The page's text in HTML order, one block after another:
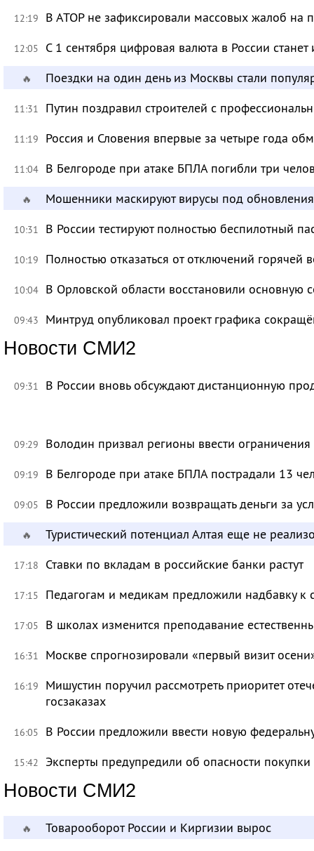
12:19 В АТОР не зафиксировали массовых жалоб на
12:05 С 1 сентября цифровая валюта в России
🔥 Поездки на один день из Москвы стали
11:31 Путин поздравил строителей с
11:19 Россия и Словения впервые за четыре года
11:04 В Белгороде при атаке БПЛА погибли три
🔥 Мошенники маскируют вирусы под
10:31 В России тестируют полностью беспилотный
10:19 Полностью отказаться от отключений горячей
10:04 В Орловской области восстановили основную
09:43 Минтруд опубликовал проект графика
Новости СМИ2
09:31 В России вновь обсуждают дистанционную
09:29 Володин призвал регионы ввести
09:19 В Белгороде при атаке БПЛА пострадали 13
09:05 В России предложили возвращать деньги за
🔥 Туристический потенциал Алтая еще не
17:18 Ставки по вкладам в российские банки растут
17:15 Педагогам и медикам предложили надбавку к
17:05 В школах изменится преподавание
16:31 Москве спрогнозировали «первый визит
16:19
Мишустин поручил рассмотреть приоритет
госзаказах
16:05 В России предложили ввести новую
15:42 Эксперты предупредили об опасности
Новости СМИ2
🔥 Товарооборот России и Киргизии вырос